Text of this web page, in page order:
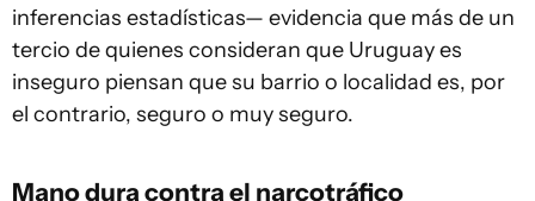
inferencias estadísticas— evidencia que más de un
tercio de quienes consideran que Uruguay es
inseguro piensan que su barrio o localidad es, por
el contrario, seguro o muy seguro.
Mano dura contra el narcotráfico